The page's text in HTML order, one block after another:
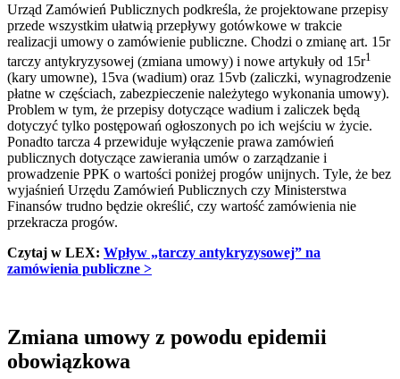
Urząd Zamówień Publicznych podkreśla, że projektowane przepisy
przede wszystkim ułatwią przepływy gotówkowe w trakcie
realizacji umowy o zamówienie publiczne. Chodzi o zmianę art. 15r
tarczy antykryzysowej (zmiana umowy) i nowe artykuły od 15r1
(kary umowne), 15va (wadium) oraz 15vb (zaliczki, wynagrodzenie
płatne w częściach, zabezpieczenie należytego wykonania umowy).
Problem w tym, że przepisy dotyczące wadium i zaliczek będą
dotyczyć tylko postępowań ogłoszonych po ich wejściu w życie.
Ponadto tarcza 4 przewiduje wyłączenie prawa zamówień
publicznych dotyczące zawierania umów o zarządzanie i
prowadzenie PPK o wartości poniżej progów unijnych. Tyle, że bez
wyjaśnień Urzędu Zamówień Publicznych czy Ministerstwa
Finansów trudno będzie określić, czy wartość zamówienia nie
przekracza progów.
Czytaj w LEX: Wpływ „tarczy antykryzysowej” na
zamówienia publiczne >
Zmiana umowy z powodu epidemii
obowiązkowa